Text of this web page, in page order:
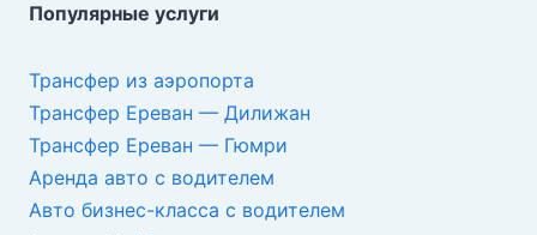
Популярные услуги
Трансфер из аэропорта
Трансфер Ереван — Дилижан
Трансфер Ереван — Гюмри
Аренда авто с водителем
Авто бизнес-класса с водителем